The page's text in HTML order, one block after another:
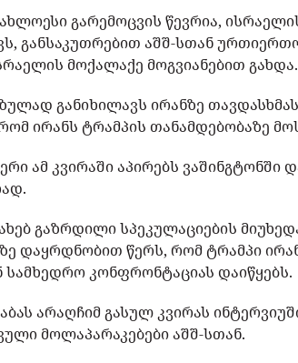
გარემოცვის წევრია,
განსაკუთრებით აშშ-სთან
მოქალაქე მოგვიანებით გახდა.
განიხილავს ირანზე
ირანს ტრამპის თანამდებობაზე
ამ კვირაში აპირებს ვაშინგტონში
გაზრდილი სპეკულაციების
დაყრდნობით წერს, რომ ტრამპი
სამხედრო კონფრონტაციას დაიწყებს.
არაღჩიმ გასულ კვირას
მოლაპარაკებები აშშ-სთან.